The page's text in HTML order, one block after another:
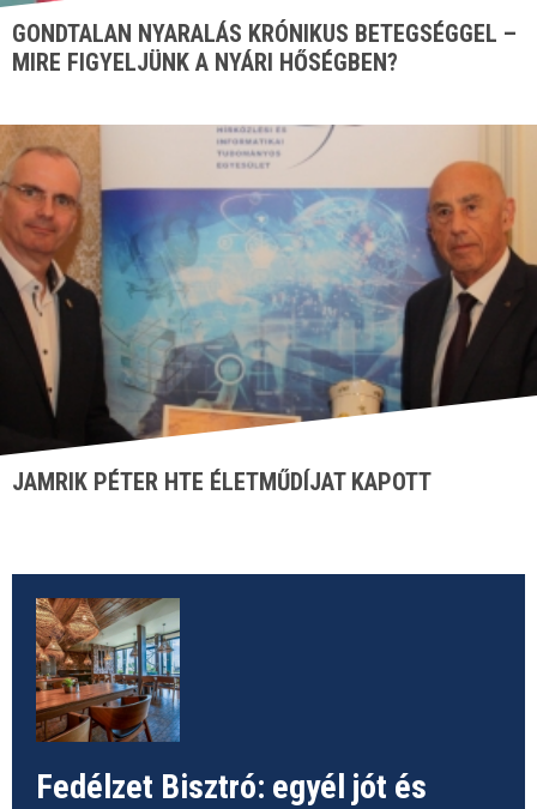
GONDTALAN NYARALÁS KRÓNIKUS BETEGSÉGGEL –
MIRE FIGYELJÜNK A NYÁRI HŐSÉGBEN?
JAMRIK PÉTER HTE ÉLETMŰDÍJAT KAPOTT
Fedélzet Bisztró: egyél jót és